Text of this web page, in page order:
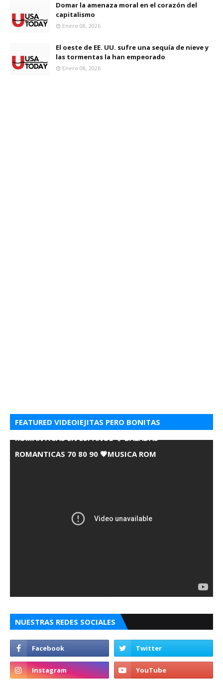
Domar la amenaza moral en el corazón del
capitalismo
Enero 08, 2026
El oeste de EE. UU. sufre una sequía de nieve y
las tormentas la han empeorado
Enero 08, 2026
FEATURED VIDEOIEJITAS PERO BONITAS
ROMANTICAS EN ESPANOL 💘 BALADAS
ROMANTICAS 70 80 90 💗MUSICA ROM
NUESTRAS REDES SOCIALES